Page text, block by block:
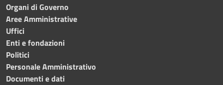
Organi di Governo
Aree Amministrative
Uffici
Enti e fondazioni
Politici
Personale Amministrativo
Documenti e dati